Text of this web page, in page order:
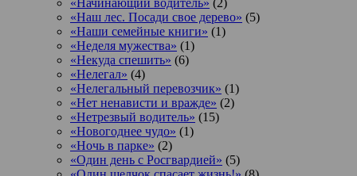
«Наш лес. Посади свое дерево» (5)
«Наши семейные книги» (1)
«Неделя мужества» (1)
«Некуда спешить» (6)
«Нелегал» (4)
«Нелегальный перевозчик» (1)
«Нет ненависти и вражде» (2)
«Нетрезвый водитель» (15)
«Новогоднее чудо» (1)
«Ночь в парке» (2)
«Один день с Росгвардией» (5)